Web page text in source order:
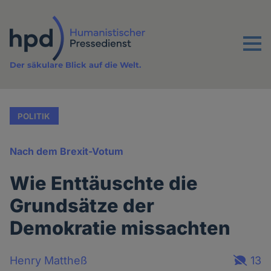
Inhalt
Menu
Der säkulare Blick auf die Welt.
POLITIK
Nach dem Brexit-Votum
Wie Enttäuschte die
Grundsätze der
Demokratie missachten
Henry Mattheß
13